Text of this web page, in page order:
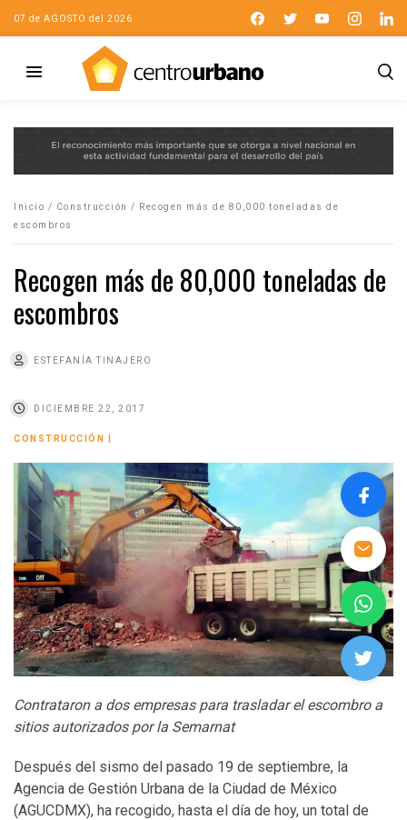
07 de AGOSTO del 2026
Inicio / Construcción /
Recogen más de 80,000 toneladas de
escombros
Recogen más de 80,000 toneladas de
escombros
ESTEFANÍA TINAJERO
DICIEMBRE 22, 2017
CONSTRUCCIÓN
Contrataron a dos empresas para trasladar el escombro a
sitios autorizados por la Semarnat
Después del sismo del pasado 19 de septiembre, la
Agencia de Gestión Urbana de la Ciudad de México
(AGUCDMX), ha recogido, hasta el día de hoy, un total de